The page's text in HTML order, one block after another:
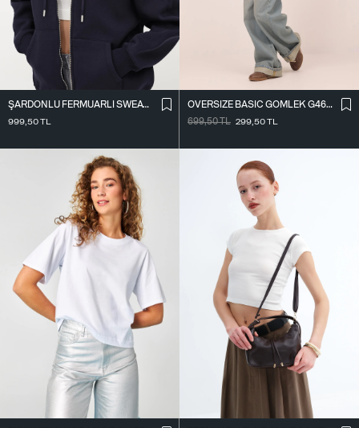
ŞARDONLU FERMUARLI SWEATSHIRT H9476-1
999,50TL
OVERSIZE BASIC GÖMLEK G4612-Z2
699,50TL 299,50TL